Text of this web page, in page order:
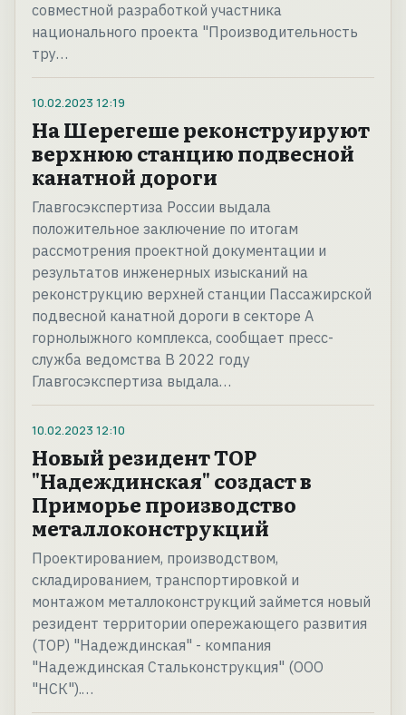
совместной разработкой участника
национального проекта "Производительность
тру…
10.02.2023 12:19
На Шерегеше реконструируют
верхнюю станцию подвесной
канатной дороги
Главгосэкспертиза России выдала
положительное заключение по итогам
рассмотрения проектной документации и
результатов инженерных изысканий на
реконструкцию верхней станции Пассажирской
подвесной канатной дороги в секторе А
горнолыжного комплекса, сообщает пресс-
служба ведомства В 2022 году
Главгосэкспертиза выдала…
10.02.2023 12:10
Новый резидент ТОР
"Надеждинская" создаст в
Приморье производство
металлоконструкций
Проектированием, производством,
складированием, транспортировкой и
монтажом металлоконструкций займется новый
резидент территории опережающего развития
(ТОР) "Надеждинская" - компания
"Надеждинская Стальконструкция" (ООО
"НСК").…